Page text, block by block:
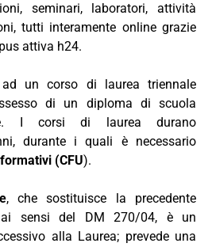
seminari, laboratori, attività
tutti interamente online grazie
attiva h24.
ad un corso di laurea triennale
di un diploma di scuola
I corsi di laurea durano
durante i quali è necessario
(CFU).
, che sostituisce la precedente
ai sensi del DM 270/04, è un
alla Laurea; prevede una